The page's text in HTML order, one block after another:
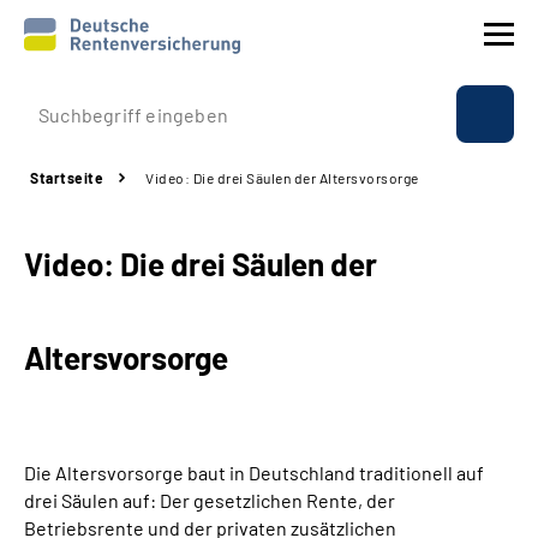
Prävention
Rente
Über uns & Presse
Online-Services
Startseite Video: Die drei Säulen der Altersvorsorge
Video: Die drei Säulen der
Altersvorsorge
Die Altersvorsorge baut in Deutschland traditionell auf
drei Säulen auf: Der gesetzlichen Rente, der
Betriebsrente und der privaten zusätzlichen